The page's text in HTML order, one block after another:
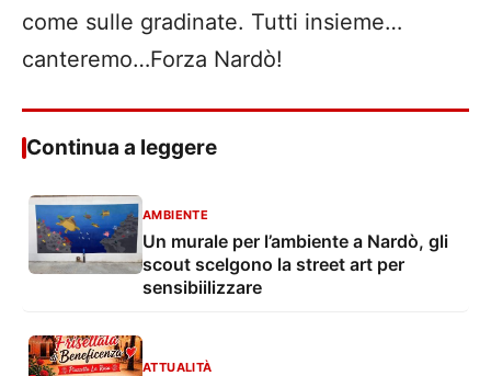
come sulle gradinate. Tutti insieme…
canteremo…Forza Nardò!
Continua a leggere
AMBIENTE
Un murale per l’ambiente a Nardò, gli
scout scelgono la street art per
sensibiilizzare
ATTUALITÀ